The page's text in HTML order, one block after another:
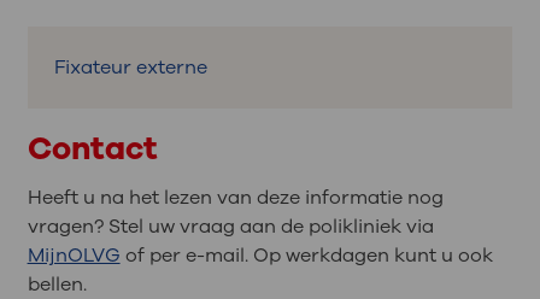
Fixateur externe
Contact
Heeft u na het lezen van deze informatie nog
vragen? Stel uw vraag aan de polikliniek via
MijnOLVG of per e-mail. Op werkdagen kunt u ook
bellen.